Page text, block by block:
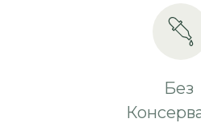
Без